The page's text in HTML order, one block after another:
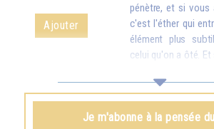
Ajouter
pénètre, et si vous
c'est l'éther qui
élément plus
celui qu'on a ôté.
les créatures, quelque chose d'en haut arrive
remplir.
Je m'abonne à la pensée